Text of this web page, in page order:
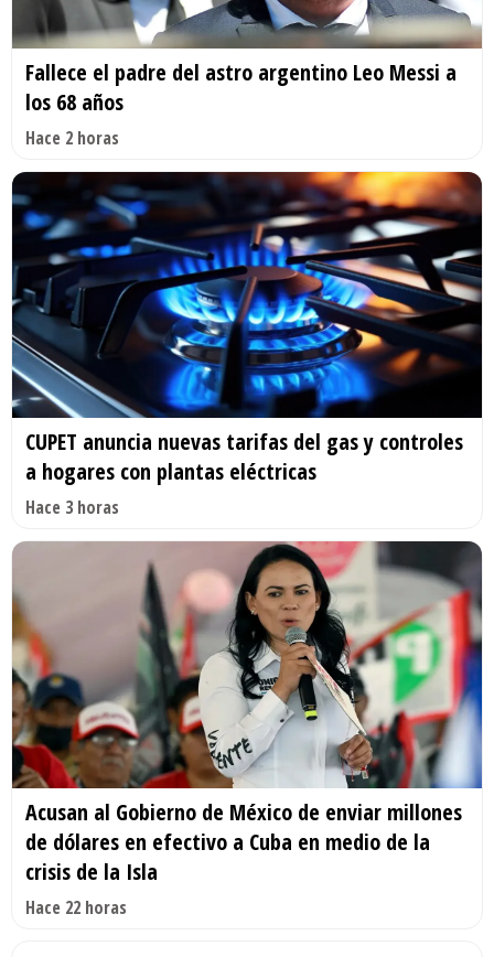
Fallece el padre del astro argentino Leo Messi a
los 68 años
Hace 2 horas
CUPET anuncia nuevas tarifas del gas y controles
a hogares con plantas eléctricas
Hace 3 horas
Acusan al Gobierno de México de enviar millones
de dólares en efectivo a Cuba en medio de la
crisis de la Isla
Hace 22 horas